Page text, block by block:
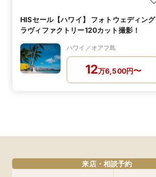
HISセール【ハワイ】 フォトウェディング
ラヴィファクトリー120カット撮影！
ハワイ／オアフ島
12万6,500円〜
来店・相談予約